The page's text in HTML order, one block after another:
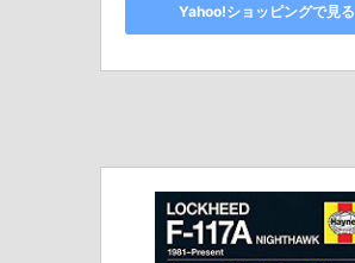
Yahoo!ショッピングで見る